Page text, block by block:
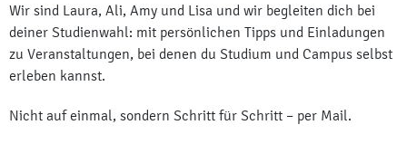
Wir sind Laura, Ali, Amy und Lisa und wir begleiten dich bei
deiner Studienwahl: mit persönlichen Tipps und Einladungen
zu Veranstaltungen, bei denen du Studium und Campus selbst
erleben kannst.
Nicht auf einmal, sondern Schritt für Schritt – per Mail.